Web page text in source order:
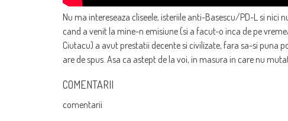
Nu ma intereseaza cliseele, isteriile anti-Basescu/PD-L si
cand a venit la mine-n emisiune (si a facut-o inca de pe
Ciutacu) a avut prestatii decente si civilizate, fara sa-si puna
are de spus. Asa ca astept de la voi, in masura in care nu
COMENTARII
comentarii